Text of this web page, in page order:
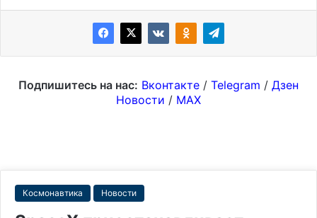
Подпишитесь на нас: Вконтакте / Telegram / Дзен
Новости / MAX